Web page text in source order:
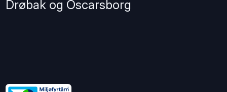
Drøbak og Oscarsborg